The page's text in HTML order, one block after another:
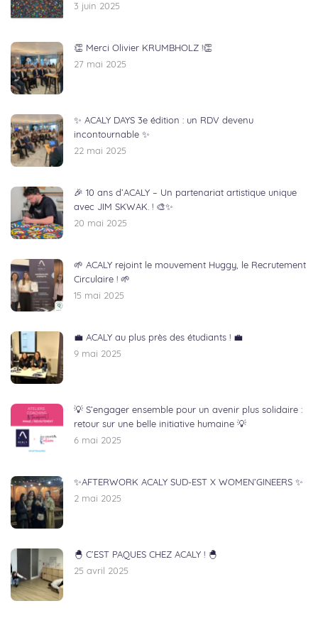
3 juin 2025
👏 Merci Olivier KRUMBHOLZ !👏
27 mai 2025
✨ ACALY DAYS 3e édition : un RDV devenu
incontournable ✨
22 mai 2025
🎉 10 ans d’ACALY – Un partenariat artistique unique
avec JIM SKWAK. ! 🎨✨
20 mai 2025
🌱 ACALY rejoint le mouvement Huggy, le Recrutement
Circulaire ! 🌱
15 mai 2025
💼 ACALY au plus près des étudiants ! 💼
9 mai 2025
💡 S’engager ensemble pour un avenir plus solidaire :
retour sur une belle initiative humaine 💡
6 mai 2025
✨AFTERWORK ACALY SUD-EST X WOMEN’GINEERS ✨
2 mai 2025
🐣 C’EST PAQUES CHEZ ACALY ! 🐣
25 avril 2025